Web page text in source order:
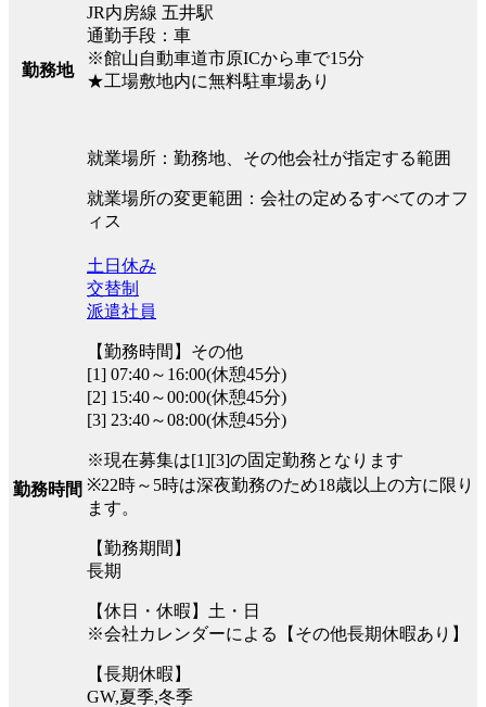
勤務地
JR内房線 五井駅
通勤手段：車
※館山自動車道市原ICから車で15分
★工場敷地内に無料駐車場あり
就業場所：勤務地、その他会社が指定する範囲
就業場所の変更範囲：会社の定めるすべてのオフ
ィス
勤務時間
土日休み
交替制
派遣社員
【勤務時間】その他
[1] 07:40～16:00(休憩45分)
[2] 15:40～00:00(休憩45分)
[3] 23:40～08:00(休憩45分)
※現在募集は[1][3]の固定勤務となります
※22時～5時は深夜勤務のため18歳以上の方に限り
ます。
【勤務期間】
長期
【休日・休暇】土・日
※会社カレンダーによる【その他長期休暇あり】
【長期休暇】
GW,夏季,冬季